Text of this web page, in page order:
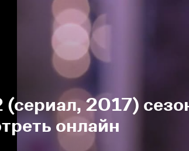
2017)
онлайн